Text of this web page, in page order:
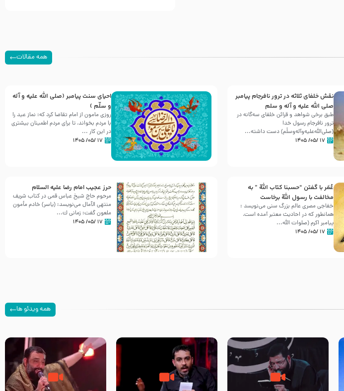
همه مقالات
نقش خلفای ثلاثه در ترور نافرجام پیامبر
صلی الله علیه و آله و سلم
طبق برخی شواهد و قرائن خلفای سه‌گانه در
ترور نافرجام رسول خدا
(صلی‌الله‌علیه‌و‌آله‌وسلّم) دست داشته‌...
۱۷ /۰۵/ ۱۴۰۵
احیای سنت پیامبر (صلی الله علیه و آله
و سلّم )
روزی مامون از امام تقاضا کرد که: نماز عید را
با مردم بخواند، تا برای مردم اطمینان بیشتری
در این کار ...
۱۷ /۰۵/ ۱۴۰۵
عُمَر با گفتن “حسبنا كتاب اللّه ” به
مخالفت با رسول اللّه برخاست
خفاجی مصری عالم بزرگ سنی می‌نویسد :
همانطور که در احادیث معتبر آمده است،
پیامبر اکرم (صلوات اللّه...
۱۷ /۰۵/ ۱۴۰۵
حرز عجیب امام رضا علیه السلام
مرحوم حاج شیخ عباس قمی در کتاب شریف
منتهی الآمال می‌نویسد: (ياسر) خادم مأمون
ملعون گفت: زمانى ك...
۱۷ /۰۵/ ۱۴۰۵
همه ویدئو ها